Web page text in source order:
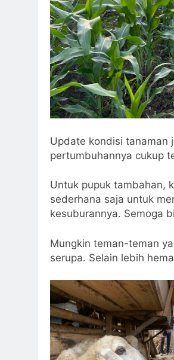
Update kondisi tanaman
pertumbuhannya cukup
Untuk pupuk tambahan,
sederhana saja untuk
kesuburannya. Semoga
Mungkin teman-teman
serupa. Selain lebih